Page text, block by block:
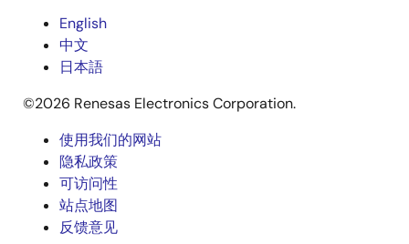
English
中文
日本語
©2026 Renesas Electronics Corporation.
Legal
footer
使用我们的网站
隐私政策
可访问性
站点地图
反馈意见